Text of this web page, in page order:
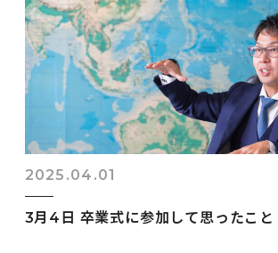
2025.04.01
3月4日 卒業式に参加して思ったこと